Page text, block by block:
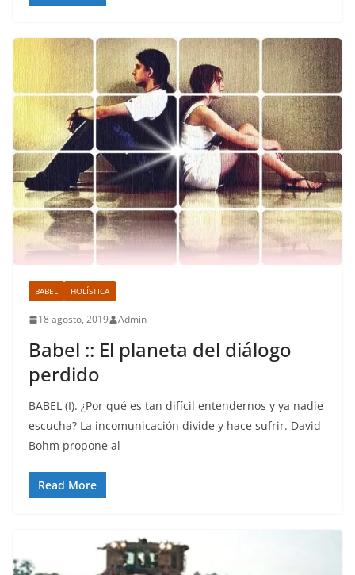
BABEL HOLÍSTICA
18 agosto, 2019 Admin
Babel :: El planeta del diálogo
perdido
BABEL (I). ¿Por qué es tan difícil entendernos y ya nadie
escucha? La incomunicación divide y hace sufrir. David
Bohm propone al
Read More